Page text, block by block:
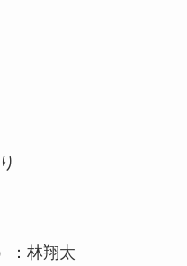
：林翔太